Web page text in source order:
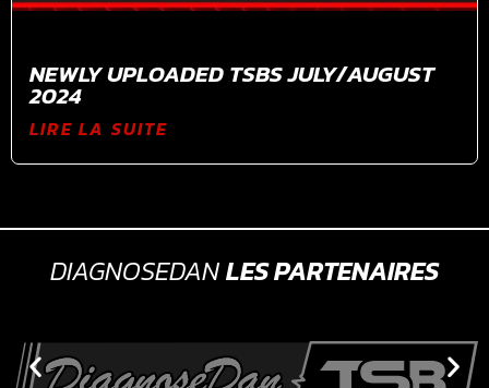
NEWLY UPLOADED TSBS JULY/AUGUST
2024
LIRE LA SUITE
DIAGNOSEDANLES PARTENAIRES